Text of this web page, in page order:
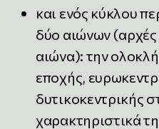
και ενός κύκλου
δύο αιώνων (αρχές
αιώνα): την
εποχής,
δυτικοκεντρικής
χαρακτηριστικά